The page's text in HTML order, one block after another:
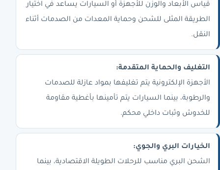
قياس الأبعاد والوزن للأجهزة أو السيارات يساعد في اختيار
الطريقة المثلى للشحن وحماية المعدات من الصدمات أثناء
النقل.
التغليف والحماية المتقدمة:
الأجهزة الإلكترونية يتم تغليفها بمواد عازلة للصدمات
والرطوبة، بينما السيارات يتم تأمينها بأغطية مقاومة
للخدوش وثبات داخلي محكم.
الخيارات البري والجوي:
الشحن البري مناسب للرحلات الطويلة الاقتصادية، بينما